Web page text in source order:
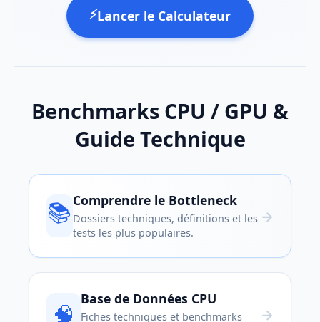
⚡Lancer le Calculateur
Benchmarks CPU / GPU &
Guide Technique
📚Comprendre le Bottleneck
Dossiers techniques, définitions et les
tests les plus populaires.
→
🧠
Base de Données CPU
Fiches techniques et benchmarks
→